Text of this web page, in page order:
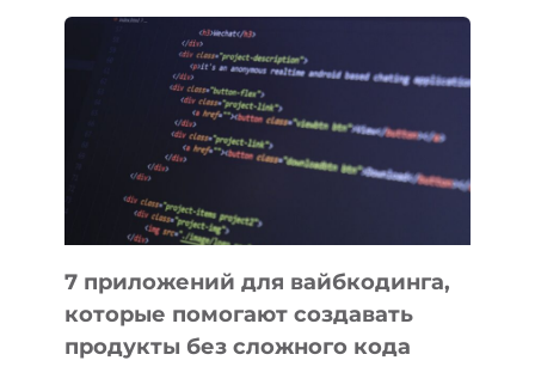
ПОЛЕЗНЫХ
ИНСТРУМЕНТОВ
ДЛЯ
РАБОТЫ
7 приложений для вайбкодинга,
которые помогают создавать
продукты без сложного кода